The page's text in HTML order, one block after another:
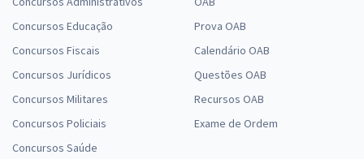
Concursos Educação
Concursos Fiscais
Concursos Jurídicos
Concursos Militares
Concursos Policiais
Concursos Saúde
Prova OAB
Calendário OAB
Questões OAB
Recursos OAB
Exame de Ordem